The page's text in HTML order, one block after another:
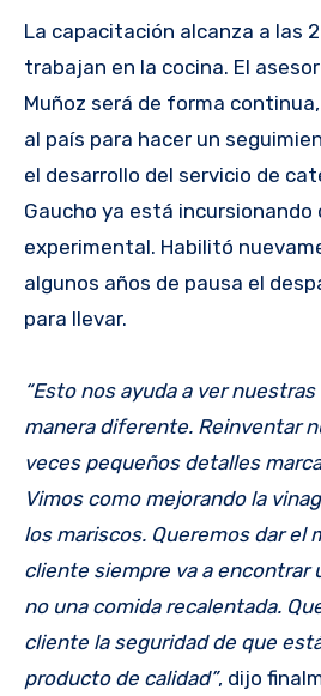
La capacitación alcanza a las
trabajan en la cocina. El
Muñoz será de forma
al país para hacer un
el desarrollo del servicio de
Gaucho ya está incursionando
experimental. Habilitó
algunos años de pausa el
para llevar.
“Esto nos ayuda a ver
manera diferente. Reinventar
veces pequeños detalles
Vimos como mejorando la
los mariscos. Queremos dar el
cliente siempre va a encontrar
no una comida recalentada.
cliente la seguridad de que
producto de calidad”, dijo